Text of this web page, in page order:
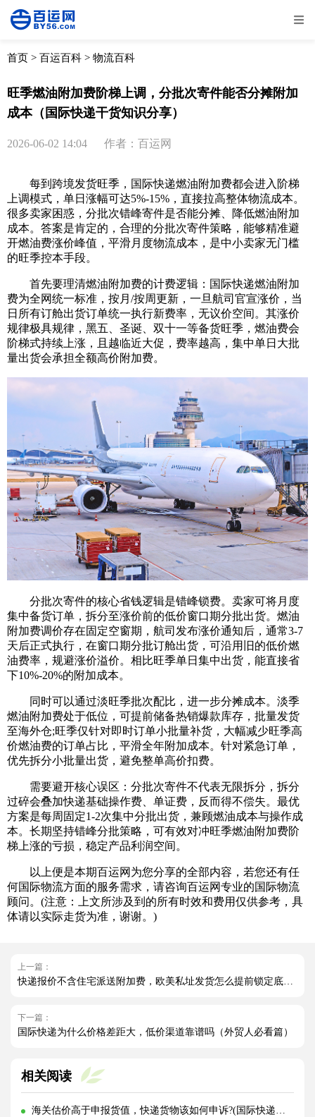
全部 物流资讯
取消
首页 > 百运百科 > 物流百科
旺季燃油附加费阶梯上调，分批次寄件能否分摊附加
成本（国际快递干货知识分享）
2026-06-02 14:04 作者：百运网
每到跨境发货旺季，国际快递燃油附加费都会进入阶梯
上调模式，单日涨幅可达5%-15%，直接拉高整体物流成本。
很多卖家困惑，分批次错峰寄件是否能分摊、降低燃油附加
成本。答案是肯定的，合理的分批次寄件策略，能够精准避
开燃油费涨价峰值，平滑月度物流成本，是中小卖家无门槛
的旺季控本手段。
首先要理清燃油附加费的计费逻辑：国际快递燃油附加
费为全网统一标准，按月/按周更新，一旦航司官宣涨价，当
日所有订舱出货订单统一执行新费率，无议价空间。其涨价
规律极具规律，黑五、圣诞、双十一等备货旺季，燃油费会
阶梯式持续上涨，且越临近大促，费率越高，集中单日大批
量出货会承担全额高价附加费。
分批次寄件的核心省钱逻辑是错峰锁费。卖家可将月度
集中备货订单，拆分至涨价前的低价窗口期分批出货。燃油
附加费调价存在固定空窗期，航司发布涨价通知后，通常3-7
天后正式执行，在窗口期分批订舱出货，可沿用旧的低价燃
油费率，规避涨价溢价。相比旺季单日集中出货，能直接省
下10%-20%的附加成本。
同时可以通过淡旺季批次配比，进一步分摊成本。淡季
燃油附加费处于低位，可提前储备热销爆款库存，批量发货
至海外仓;旺季仅针对即时订单小批量补货，大幅减少旺季高
价燃油费的订单占比，平滑全年附加成本。针对紧急订单，
优先拆分小批量出货，避免整单高价扣费。
需要避开核心误区：分批次寄件不代表无限拆分，拆分
过碎会叠加快递基础操作费、单证费，反而得不偿失。最优
方案是每周固定1-2次集中分批出货，兼顾燃油成本与操作成
本。长期坚持错峰分批策略，可有效对冲旺季燃油附加费阶
梯上涨的亏损，稳定产品利润空间。
以上便是本期百运网为您分享的全部内容，若您还有任
何国际物流方面的服务需求，请咨询百运网专业的国际物流
顾问。(注意：上文所涉及到的所有时效和费用仅供参考，具
体请以实际走货为准，谢谢。)
上一篇：
快递报价不含住宅派送附加费，欧美私址发货怎么提前锁定底价（国际快递干货知识分享）
下一篇：
国际快递为什么价格差距大，低价渠道靠谱吗（外贸人必看篇）
相关阅读
海关估价高于申报货值，快递货物该如何申诉?(国际快递干货知识分享)